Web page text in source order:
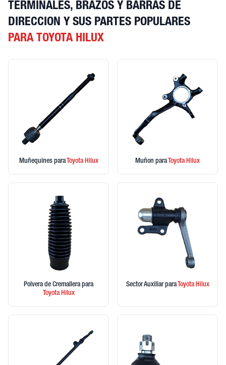
TERMINALES, BRAZOS Y BARRAS DE
DIRECCION Y SUS PARTES POPULARES
PARA TOYOTA HILUX
Muñequines para ToyotaHilux Muñon para ToyotaHilux
Polvera de Cremallera para
ToyotaHilux
Sector Auxiliar para ToyotaHilux